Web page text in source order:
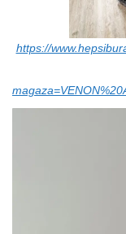
https://